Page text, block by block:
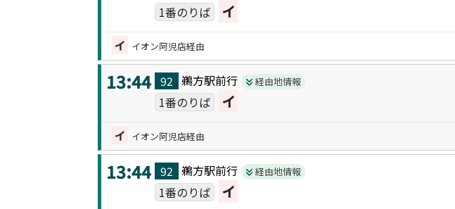
1番のりば イ
イ イオン阿児店経由
13:44 92 鵜方駅前行 経由地情報
1番のりば イ
イ イオン阿児店経由
13:44 92 鵜方駅前行 経由地情報
1番のりば イ